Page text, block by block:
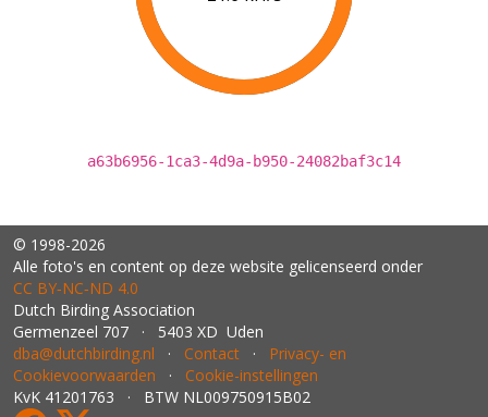
a63b6956-1ca3-4d9a-b950-24082baf3c14
© 1998-2026
Alle foto's en content op deze website gelicenseerd onder
CC BY‑NC‑ND 4.0
Dutch Birding Association
Germenzeel 707 · 5403 XD Uden
dba@dutchbirding.nl · Contact · Privacy- en
Cookievoorwaarden · Cookie-instellingen
KvK 41201763 · BTW NL009750915B02